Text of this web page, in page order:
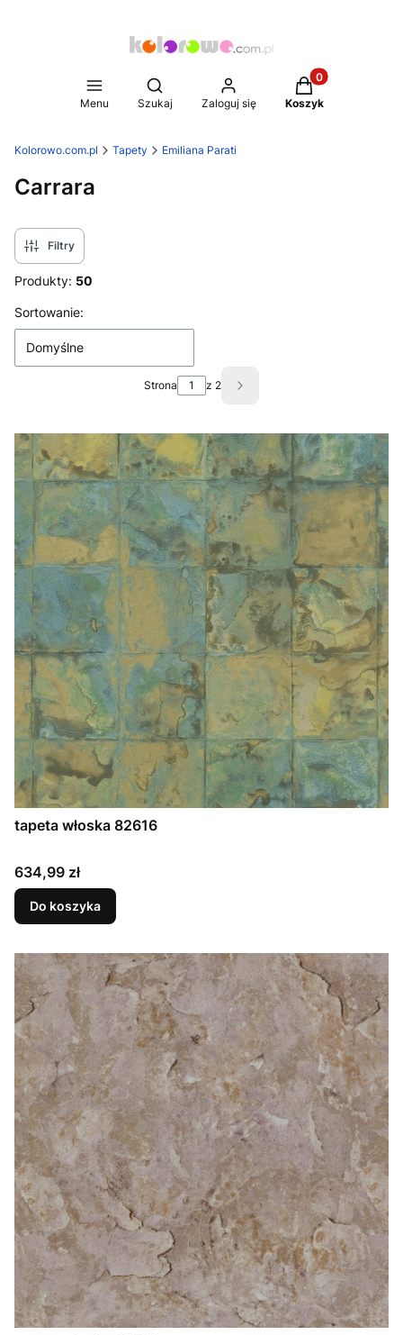
Menu
Otwórz wyszukiwarkę
Szukaj Zaloguj się
Produkty w
Koszyk
Kolorowo.com.pl Tapety Emiliana Parati
Carrara
Filtry
Produkty: 50
Lista produktów
Sortowanie:
Domyślne
Strona z 2 Następne produkty
tapeta włoska 82616
Cena
634,99 zł
Do koszyka